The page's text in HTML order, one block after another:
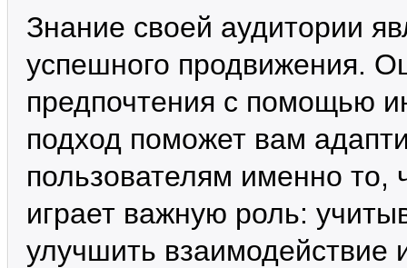
Знание своей аудитории
успешного продвижения.
предпочтения с помощью
подход поможет вам
пользователям именно то,
играет важную роль:
улучшить взаимодействие